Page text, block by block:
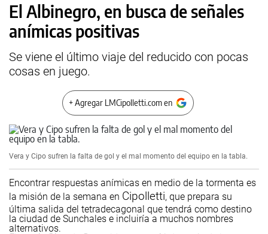
El Albinegro, en busca de señales
anímicas positivas
Se viene el último viaje del reducido con pocas
cosas en juego.
+ Agregar LMCipolletti.com en
Vera y Cipo sufren la falta de gol y el mal momento del equipo en la tabla.
Encontrar respuestas anímicas en medio de la tormenta es
la misión de la semana en Cipolletti, que prepara su
última salida del tetradecagonal que tendrá como destino
la ciudad de Sunchales e incluiría a muchos nombres
alternativos.